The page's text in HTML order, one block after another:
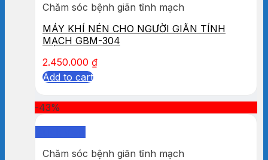
Chăm sóc bệnh giãn tĩnh mạch
MÁY KHÍ NÉN CHO NGƯỜI GIÃN TÍNH
MẠCH GBM-304
2.450.000 ₫
Add to cart
-43%
Chăm sóc bệnh giãn tĩnh mạch